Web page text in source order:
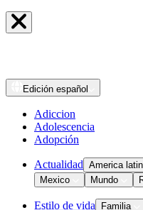
Edición español
Adiccion
Adolescencia
Adopción
Actualidad America
Mexico
Mundo
Estilo de vida Familia